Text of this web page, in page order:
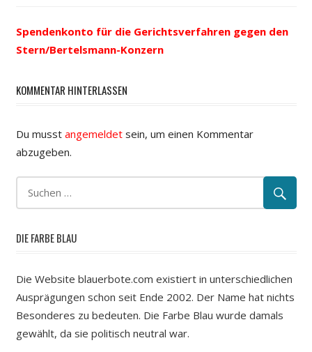
Spendenkonto für die Gerichtsverfahren gegen den
Stern/Bertelsmann-Konzern
KOMMENTAR HINTERLASSEN
Du musst angemeldetsein, um einen Kommentar
abzugeben.
DIE FARBE BLAU
Die Website blauerbote.com existiert in unterschiedlichen
Ausprägungen schon seit Ende 2002. Der Name hat nichts
Besonderes zu bedeuten. Die Farbe Blau wurde damals
gewählt, da sie politisch neutral war.